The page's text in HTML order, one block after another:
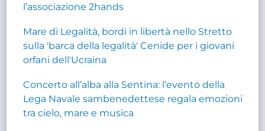
l’associazione 2hands
Mare di Legalità, bordi in libertà nello Stretto
sulla 'barca della legalità' Cenide per i giovani
orfani dell'Ucraina
Concerto all’alba alla Sentina: l’evento della
Lega Navale sambenedettese regala emozioni
tra cielo, mare e musica